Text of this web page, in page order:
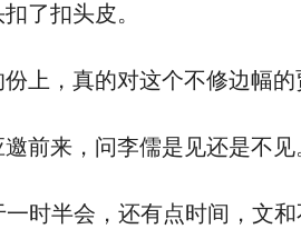
了扣头皮。
，真的对这个不修边幅的
来，问李儒是见还是不见
半会，还有点时间，文和